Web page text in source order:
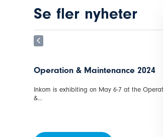
Se fler nyheter
2024
6-7 at the Operation
Energy Fair in Kista